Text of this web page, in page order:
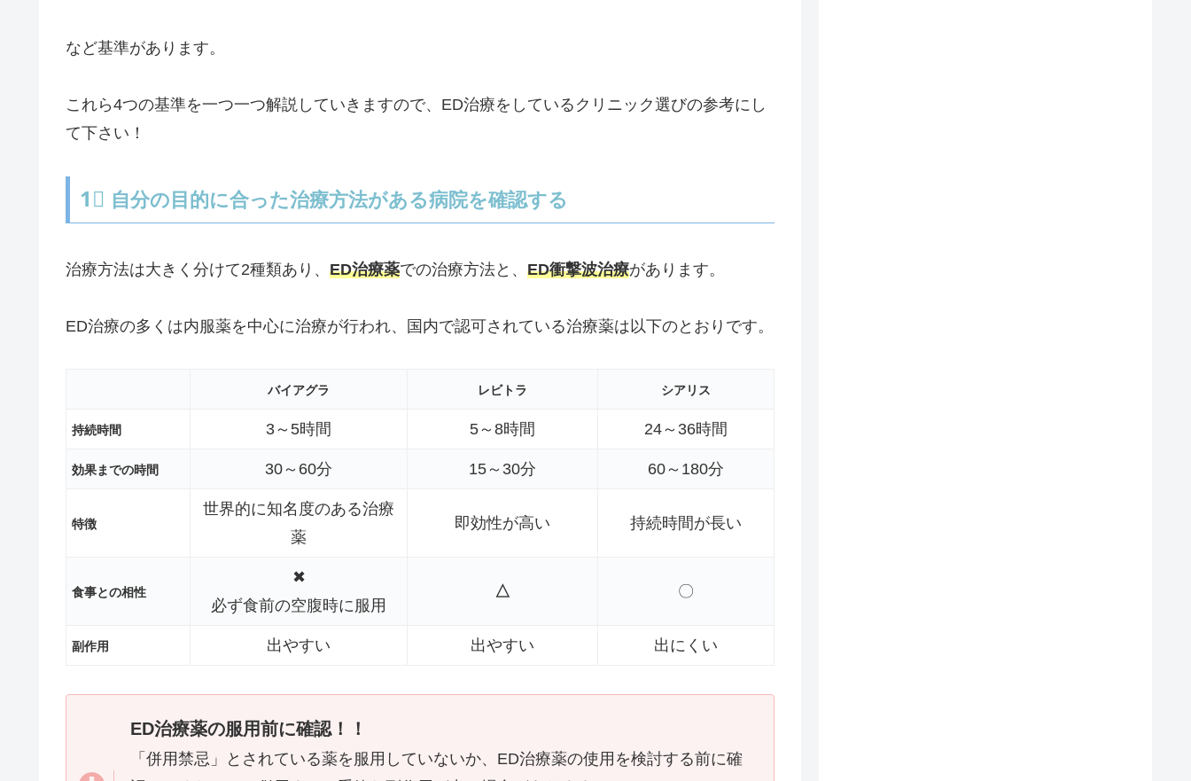
など基準があります。
これら4つの基準を一つ一つ解説していきますので、ED治療をしているクリニック選びの参考にし
て下さい！
1⃣ 自分の目的に合った治療方法がある病院を確認する
治療方法は大きく分けて2種類あり、 ED治療薬での治療方法と、 ED衝撃波治療があります。
ED治療の多くは内服薬を中心に治療が行われ、国内で認可されている治療薬は以下のとおりです。
バイアグラ レビトラ シアリス
持続時間 3～5時間 5～8時間 24～36時間
効果までの時間 30～60分 15～30分 60～180分
特徴
世界的に知名度のある治療
薬
即効性が高い 持続時間が長い
食事との相性
✖
必ず食前の空腹時に服用
△ 〇
副作用 出やすい 出やすい 出にくい
ED治療薬の服用前に確認！！
「併用禁忌」とされている薬を服用していないか、ED治療薬の使用を検討する前に確